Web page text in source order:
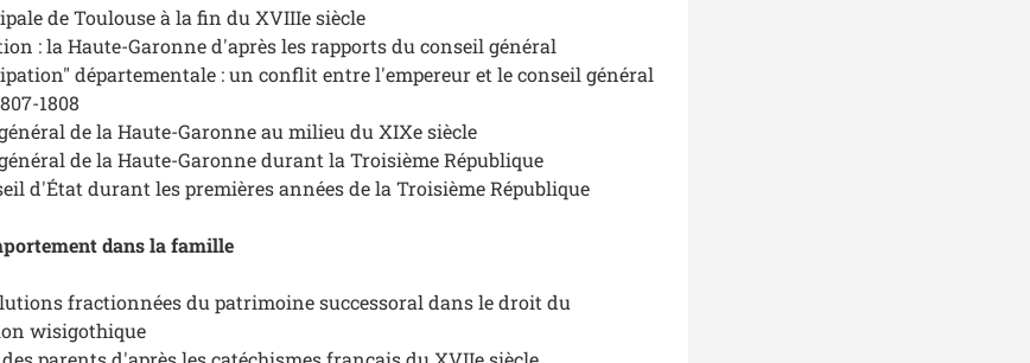
de Toulouse à la fin du XVIIIe siècle
: la Haute-Garonne d'après les rapports du conseil général
départementale : un conflit entre l'empereur et le conseil général
1808
de la Haute-Garonne au milieu du XIXe siècle
de la Haute-Garonne durant la Troisième République
d'État durant les premières années de la Troisième République
dans la famille
fractionnées du patrimoine successoral dans le droit du
wisigothique